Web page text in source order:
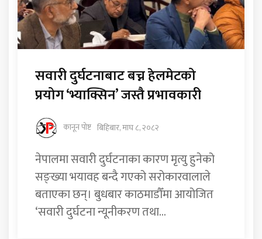
सवारी दुर्घटनाबाट बच्न हेलमेटको
प्रयोग ‘भ्याक्सिन’ जस्तै प्रभावकारी
कानून पोष्ट बिहिबार, माघ ८, २०८२
नेपालमा सवारी दुर्घटनाका कारण मृत्यु हुनेको
सङ्ख्या भयावह बन्दै गएको सरोकारवालाले
बताएका छन्। बुधबार काठमाडौँमा आयोजित
‘सवारी दुर्घटना न्यूनीकरण तथा...